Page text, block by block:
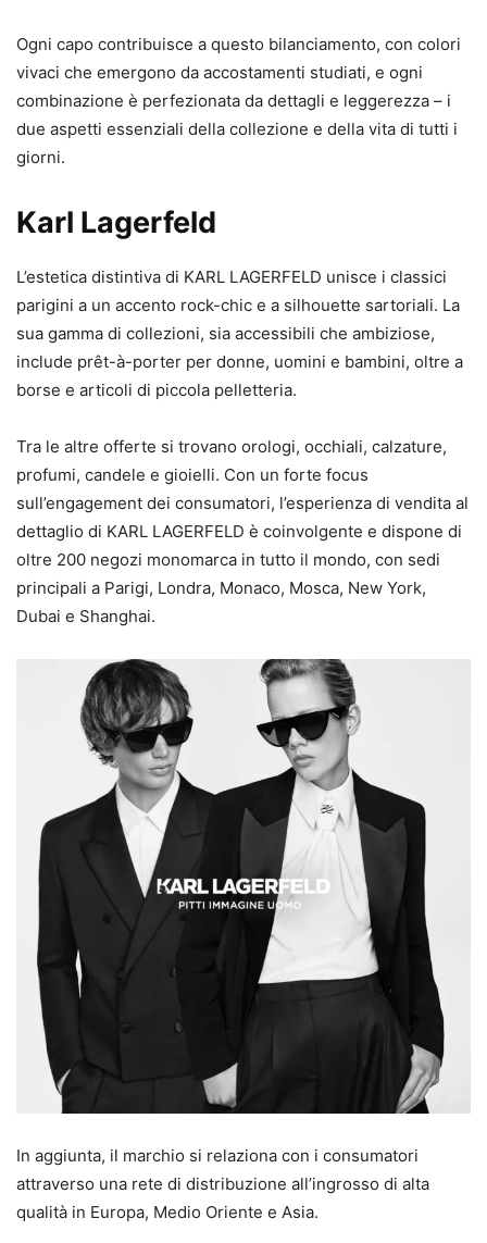
Ogni capo contribuisce a questo bilanciamento, con colori
vivaci che emergono da accostamenti studiati, e ogni
combinazione è perfezionata da dettagli e leggerezza – i
due aspetti essenziali della collezione e della vita di tutti i
giorni.
Karl Lagerfeld
L’estetica distintiva di KARL LAGERFELD unisce i classici
parigini a un accento rock-chic e a silhouette sartoriali. La
sua gamma di collezioni, sia accessibili che ambiziose,
include prêt-à-porter per donne, uomini e bambini, oltre a
borse e articoli di piccola pelletteria.
Tra le altre offerte si trovano orologi, occhiali, calzature,
profumi, candele e gioielli. Con un forte focus
sull’engagement dei consumatori, l’esperienza di vendita al
dettaglio di KARL LAGERFELD è coinvolgente e dispone di
oltre 200 negozi monomarca in tutto il mondo, con sedi
principali a Parigi, Londra, Monaco, Mosca, New York,
Dubai e Shanghai.
In aggiunta, il marchio si relaziona con i consumatori
attraverso una rete di distribuzione all’ingrosso di alta
qualità in Europa, Medio Oriente e Asia.